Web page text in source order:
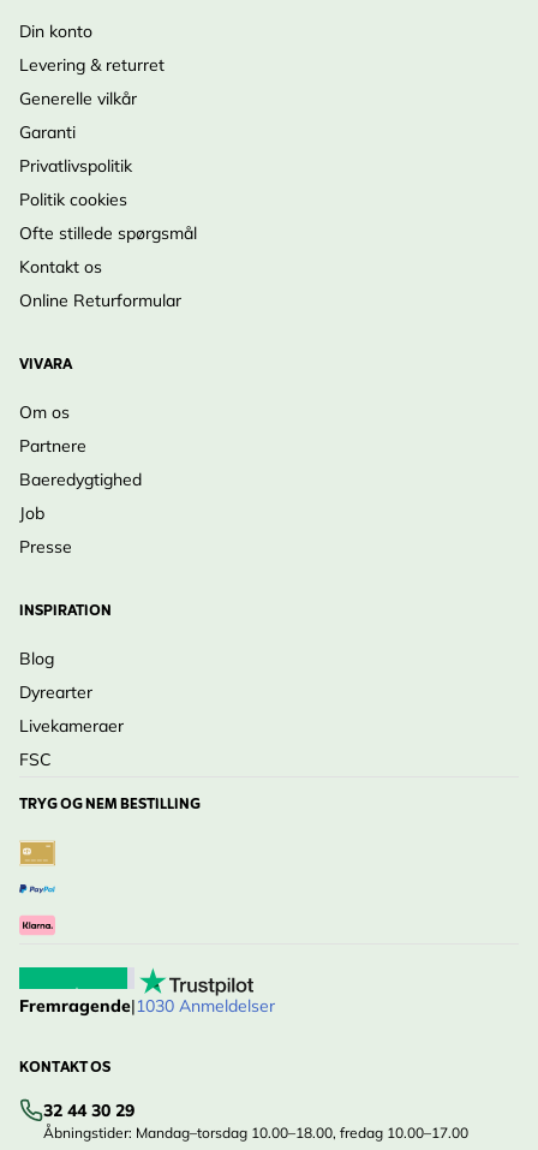
Din konto
Levering & returret
Generelle vilkår
Garanti
Privatlivspolitik
Politik cookies
Ofte stillede spørgsmål
Kontakt os
Online Returformular
VIVARA
Om os
Partnere
Baeredygtighed
Job
Presse
INSPIRATION
Blog
Dyrearter
Livekameraer
FSC
TRYG OG NEM BESTILLING
Fremragende|1030 Anmeldelser
KONTAKT OS
32 44 30 29
Åbningstider: Mandag–torsdag 10.00–18.00, fredag 10.00–17.00